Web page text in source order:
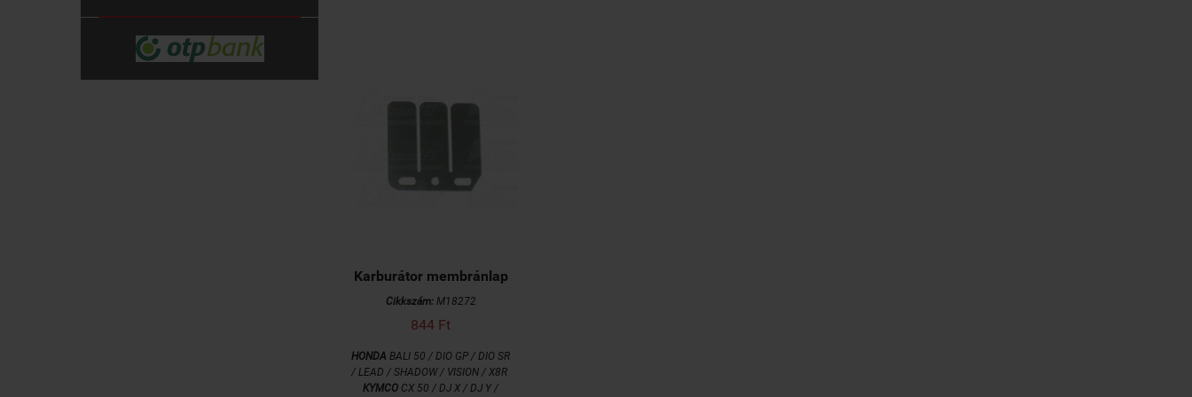
Karburátor membránlap
Cikkszám:M18272
844 Ft
HONDA BALI 50 / DIO GP / DIO SR
/ LEAD / SHADOW / VISION / X8R
KYMCO CX 50 / DJ X / DJ Y /